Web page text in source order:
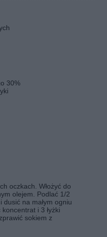
30%
oczkach. Włożyć do
olejem. Podlać 1/2
na małym ogniu
i 3 łyżki
sokiem z